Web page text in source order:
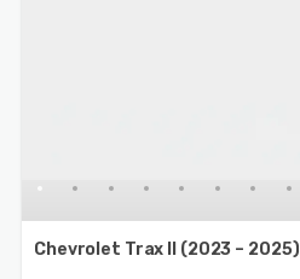
Chevrolet Trax II (2023 – 2025)